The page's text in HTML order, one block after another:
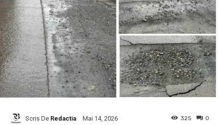
Scris De Redactia Mai 14, 2026 0
325